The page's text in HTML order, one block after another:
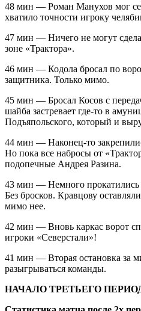
48 мин — Роман Манухов мог
хватило точности игроку
47 мин — Ничего не могут
зоне «Трактора».
46 мин — Кодола бросал по
защитника. Только мимо.
45 мин — Бросал Косов с
шайба застревает где-то в
Подъяпольского, который и
44 мин — Наконец-то
Но пока все набросы от
подопечные Андрея Разина.
43 мин — Немного прокатились
Без бросков. Кравцову
мимо нее.
42 мин — Вновь каркас ворот
игроки «Северстали»!
41 мин — Вторая остановка за
разыгрываться команды.
НАЧАЛО ТРЕТЬЕГО